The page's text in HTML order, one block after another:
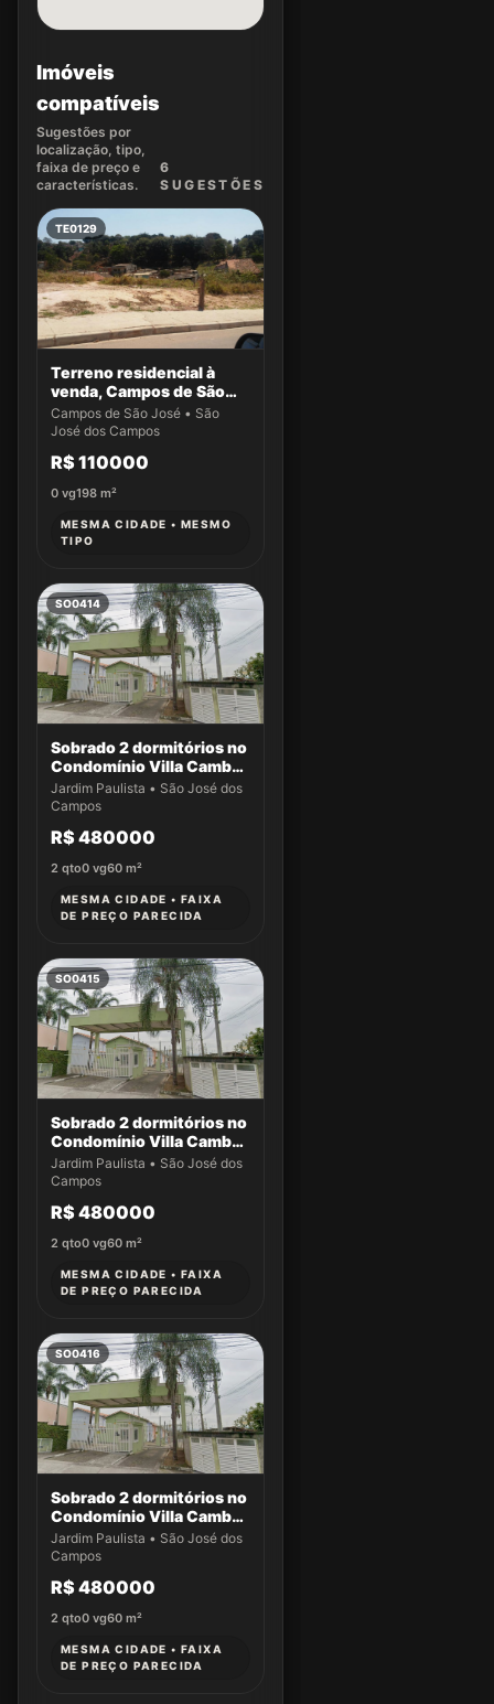
Imóveis
compatíveis
Sugestões por
localização, tipo,
faixa de preço e
características.
6
SUGEST ÕES
TE0129
Terreno residencial à
venda, Campos de São
José, São José dos
Campos.
Campos de São José • São
José dos Campos
R$ 110000
0 vg198 m²
MESMA CIDADE • MESMO
TIPO
SO0414
Sobrado 2 dormitórios no
Condomínio Villa Cambuí
- Casa 004
Jardim Paulista • São José dos
Campos
R$ 480000
2 qto0 vg60 m²
MESMA CIDADE • FAIXA
DE PREÇO PARECIDA
SO0415
Sobrado 2 dormitórios no
Condomínio Villa Cambuí
- Casa 009
Jardim Paulista • São José dos
Campos
R$ 480000
2 qto0 vg60 m²
MESMA CIDADE • FAIXA
DE PREÇO PARECIDA
SO0416
Sobrado 2 dormitórios no
Condomínio Villa Cambuí
- Casa 059
Jardim Paulista • São José dos
Campos
R$ 480000
2 qto0 vg60 m²
MESMA CIDADE • FAIXA
DE PREÇO PARECIDA